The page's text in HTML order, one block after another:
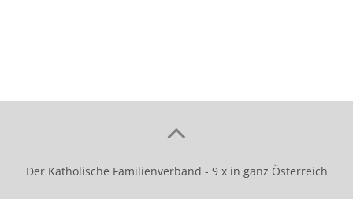
Der Katholische Familienverband - 9 x in ganz Österreich